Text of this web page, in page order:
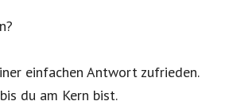
einfachen Antwort zufrieden.
du am Kern bist.